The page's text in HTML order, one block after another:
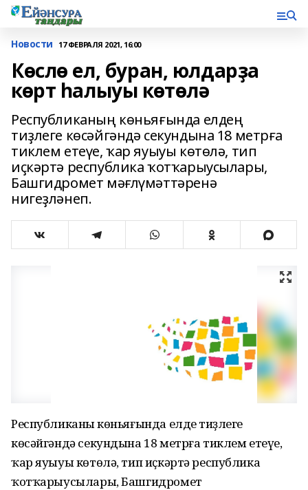
Новости 17 ФЕВРАЛЯ 2021, 16:00
Көслө ел, буран, юлдарҙа
көрт һалыуы көтөлә
Республиканың көньяғында елдең
тиҙлеге көсәйгәндә секундына 18 метрға
тиклем етеүе, ҡар яуыуы көтөлә, тип
иҫкәртә республика ҡотҡарыусылары,
Башгидромет мәғлүмәттәренә
нигеҙләнеп.
Республиканың көньяғында елдең тиҙлеге
көсәйгәндә секундына 18 метрға тиклем етеүе,
ҡар яуыуы көтөлә, тип иҫкәртә республика
ҡотҡарыусылары, Башгидромет